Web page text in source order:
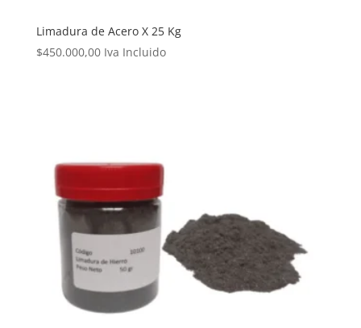
Limadura de Acero X 25 Kg
$450.000,00 Iva Incluido